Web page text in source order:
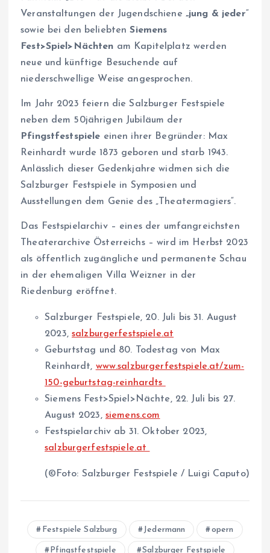
Veranstaltungen der Jugendschiene „jung & jeder“
sowie bei den beliebtenSiemens
Fest>Spiel>Nächten am Kapitelplatz werden
neue und künftige Besuchende auf
niederschwellige Weise angesprochen.
Im Jahr 2023 feiern die Salzburger Festspiele
neben dem 50jährigen Jubiläum der
Pfingstfestspiele einen ihrer Begründer: Max
Reinhardt wurde 1873 geboren und starb 1943.
Anlässlich dieser Gedenkjahre widmen sich die
Salzburger Festspiele in Symposien und
Ausstellungen dem Genie des „Theatermagiers“.
Das Festspielarchiv – eines der umfangreichsten
Theaterarchive Österreichs – wird im Herbst 2023
als öffentlich zugängliche und permanente Schau
in der ehemaligen Villa Weizner in der
Riedenburg eröffnet.
Salzburger Festspiele, 20. Juli bis 31. August
2023, salzburgerfestspiele.at
Geburtstag und 80. Todestag von Max
Reinhardt, www.salzburgerfestspiele.at/zum-
150-geburtstag-reinhardts
Siemens Fest>Spiel>Nächte, 22. Juli bis 27.
August 2023, siemens.com
Festspielarchiv ab 31. Oktober 2023,
salzburgerfestspiele.at
(©Foto: Salzburger Festspiele / Luigi Caputo)
Festspiele Salzburg Jedermann opern
Pfingstfestspiele Salzburger Festspiele